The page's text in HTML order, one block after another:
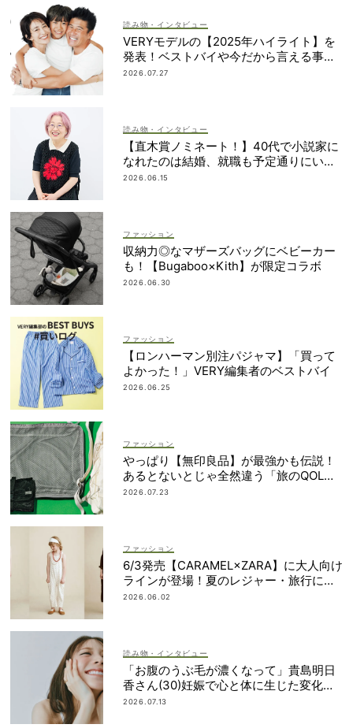
読み物・インタビュー
VERYモデルの【2025年ハイライト】を
発表！ベストバイや今だから言える事件
簿も大公開
2026.07.27
読み物・インタビュー
【直木賞ノミネート！】40代で小説家に
なれたのは結婚、就職も予定通りにいか
なかったから｜朝倉かすみさん
2026.06.15
ファッション
収納力◎なマザーズバッグにベビーカー
も！【Bugaboo×Kith】が限定コラボ
2026.06.30
ファッション
【ロンハーマン別注パジャマ】「買って
よかった！」VERY編集者のベストバイ
2026.06.25
ファッション
やっぱり【無印良品】が最強かも伝説！
あるとないとじゃ全然違う「旅のQOL爆
上げアイテム」
2026.07.23
ファッション
6/3発売【CARAMEL×ZARA】に大人向け
ラインが登場！夏のレジャー・旅行にも
おすすめ
2026.06.02
読み物・インタビュー
「お腹のうぶ毛が濃くなって」貴島明日
香さん(30)妊娠で心と体に生じた変化も
「愛しいです」
2026.07.13